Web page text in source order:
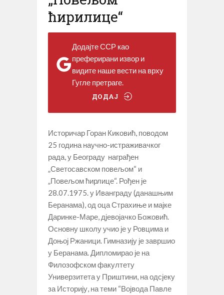
ћирилице“
Додајте ССР као
преферирани извор и
видите наше вести на врху
Гугле претраге.
ДОДАЈ
Историчар Горан Киковић, поводом
25 година научно-истраживачког
рада, у Београду награђен
„Светосавском повељом“ и
„Повељом ћирлице“. Рођен је
28.07.1975. у Иванграду (данашњим
Беранама), од оца Страхиње и мајке
Даринке-Маре, дјевојачко Божовић.
Основну школу учио је у Ровцима и
Доњој Ржаници. Гимназију је завршио
у Беранама. Дипломирао је на
Филозофском факултету
Универзитета у Приштини, на одсјеку
за Историју, на теми “Војвода Павле